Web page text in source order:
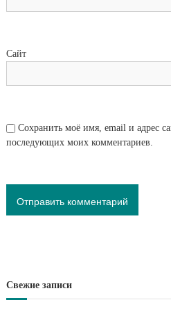
Сайт
Сохранить моё имя, email и адрес
последующих моих комментариев.
Свежие записи